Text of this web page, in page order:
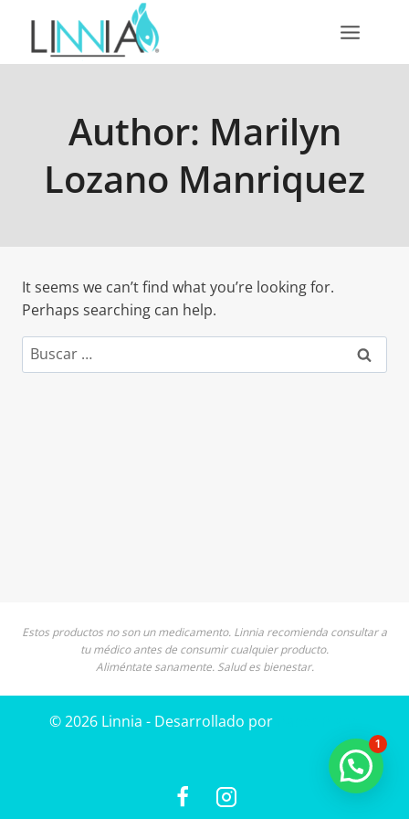
content
Author: Marilyn
Lozano Manriquez
It seems we can’t find what you’re looking for.
Perhaps searching can help.
Buscar:
Estos productos no son un medicamento. Linnia recomienda consultar a
tu médico antes de consumir cualquier producto.
Aliméntate sanamente. Salud es bienestar.
© 2026 Linnia - Desarrollado por
1